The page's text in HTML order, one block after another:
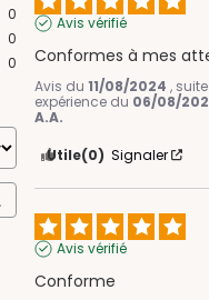
0
0
0
Avis vérifié
Conformes à mes
Avis du11/08/2024 ,
expérience du 06/08/
A.A.
Utile(0) Signaler
Avis vérifié
Conforme